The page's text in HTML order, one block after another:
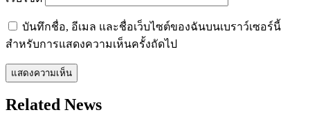
บันทึกชื่อ, อีเมล และชื่อเว็บไซต์ของฉันบนเบราว์เซอร์นี้
สำหรับการแสดงความเห็นครั้งถัดไป
Related News